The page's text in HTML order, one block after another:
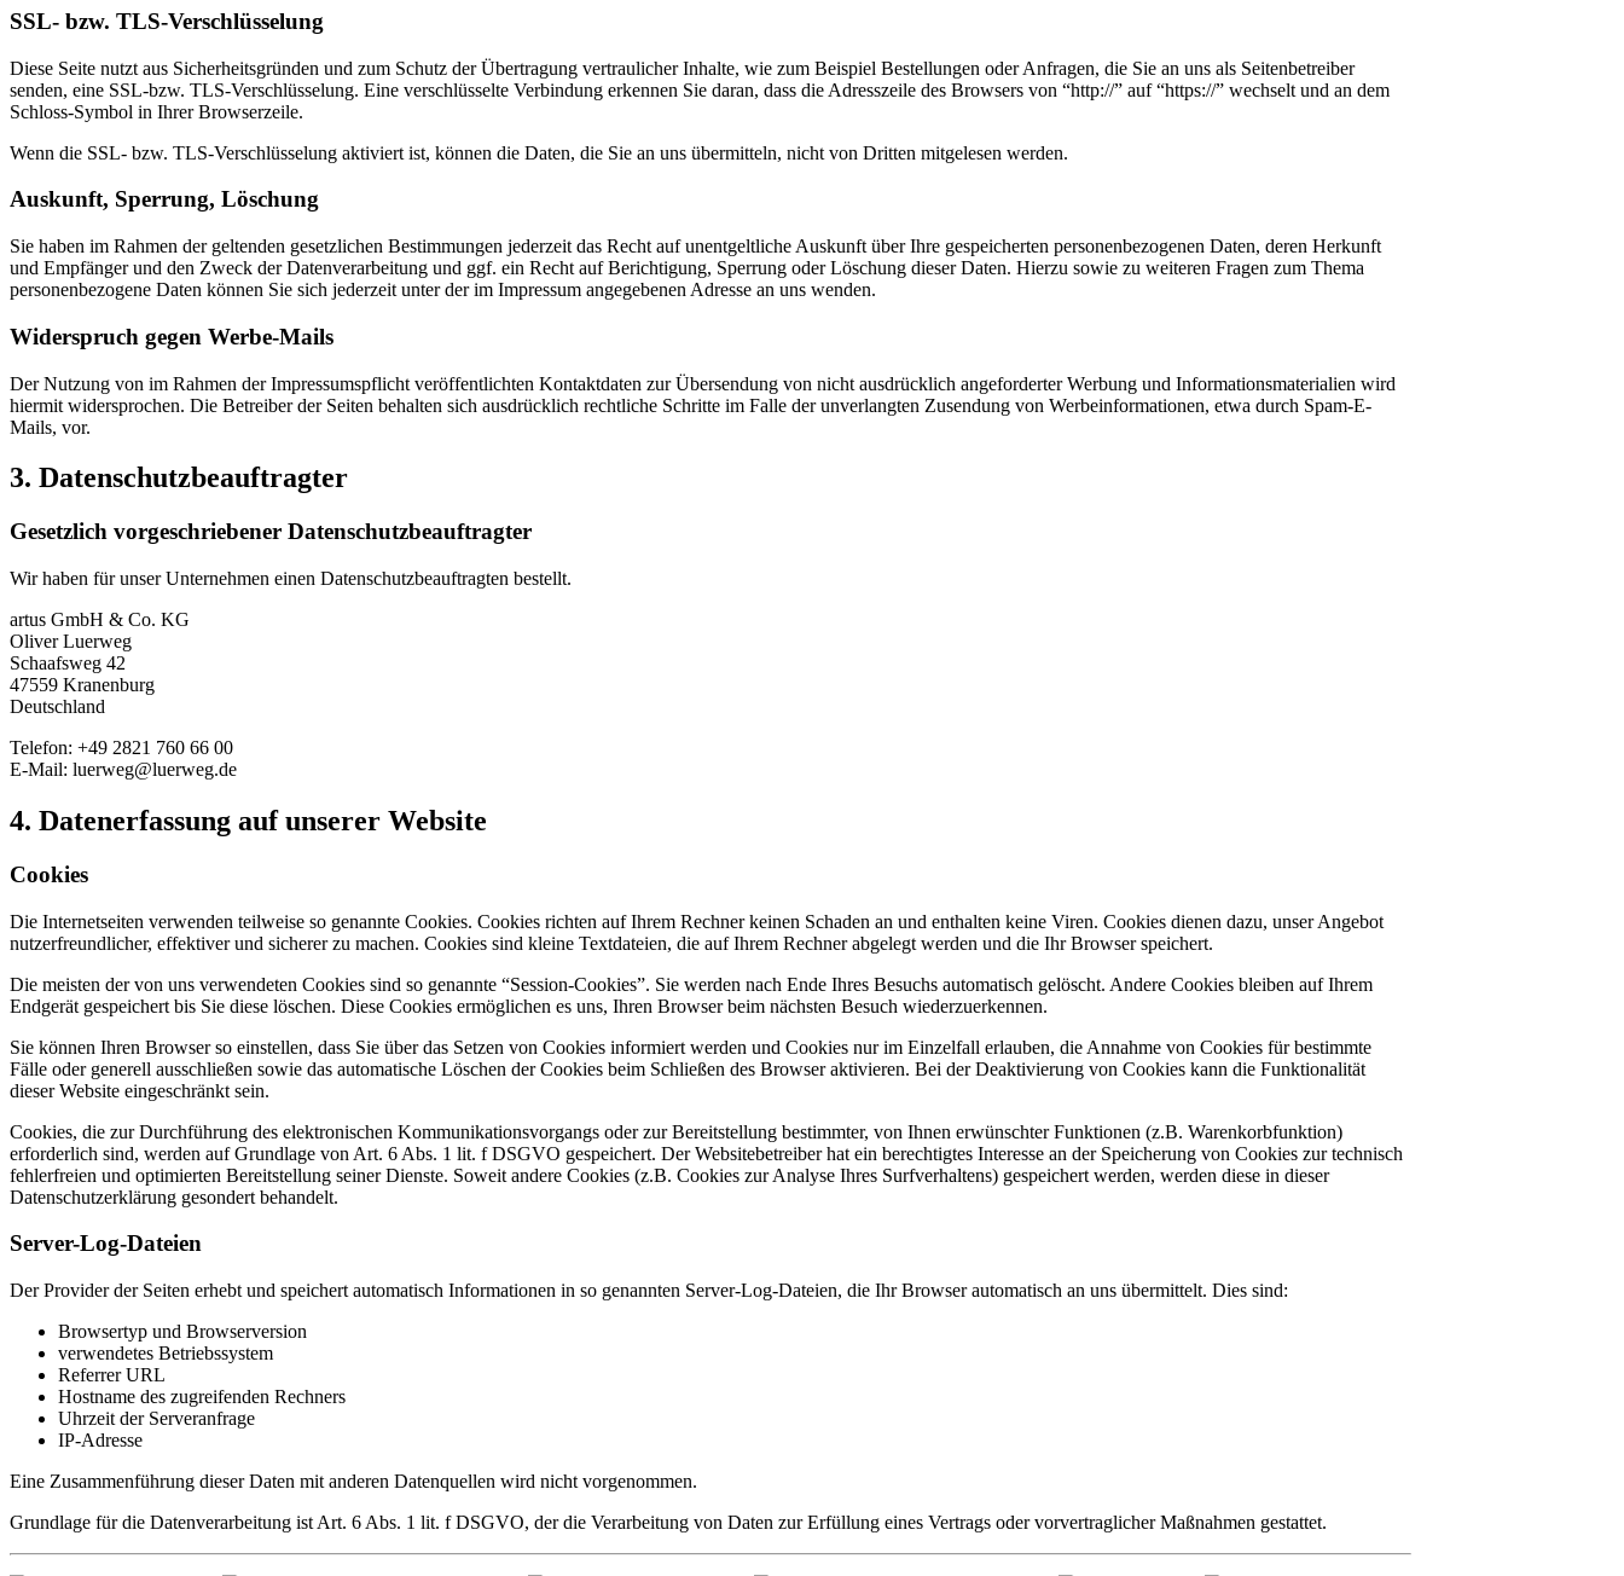
SSL- bzw. TLS-Verschlüsselung
Diese Seite nutzt aus Sicherheitsgründen und zum Schutz der Übertragung vertraulicher Inhalte, wie zum Beispiel Bestellungen oder Anfragen, die Sie an uns als Seitenbetreiber
senden, eine SSL-bzw. TLS-Verschlüsselung. Eine verschlüsselte Verbindung erkennen Sie daran, dass die Adresszeile des Browsers von “http://” auf “https://” wechselt und an dem
Schloss-Symbol in Ihrer Browserzeile.
Wenn die SSL- bzw. TLS-Verschlüsselung aktiviert ist, können die Daten, die Sie an uns übermitteln, nicht von Dritten mitgelesen werden.
Auskunft, Sperrung, Löschung
Sie haben im Rahmen der geltenden gesetzlichen Bestimmungen jederzeit das Recht auf unentgeltliche Auskunft über Ihre gespeicherten personenbezogenen Daten, deren Herkunft
und Empfänger und den Zweck der Datenverarbeitung und ggf. ein Recht auf Berichtigung, Sperrung oder Löschung dieser Daten. Hierzu sowie zu weiteren Fragen zum Thema
personenbezogene Daten können Sie sich jederzeit unter der im Impressum angegebenen Adresse an uns wenden.
Widerspruch gegen Werbe-Mails
Der Nutzung von im Rahmen der Impressumspflicht veröffentlichten Kontaktdaten zur Übersendung von nicht ausdrücklich angeforderter Werbung und Informationsmaterialien wird
hiermit widersprochen. Die Betreiber der Seiten behalten sich ausdrücklich rechtliche Schritte im Falle der unverlangten Zusendung von Werbeinformationen, etwa durch Spam-E-
Mails, vor.
3. Datenschutzbeauftragter
Gesetzlich vorgeschriebener Datenschutzbeauftragter
Wir haben für unser Unternehmen einen Datenschutzbeauftragten bestellt.
artus GmbH & Co. KG
Oliver Luerweg
Schaafsweg 42
47559 Kranenburg
Deutschland
Telefon: +49 2821 760 66 00
E-Mail: luerweg@luerweg.de
4. Datenerfassung auf unserer Website
Cookies
Die Internetseiten verwenden teilweise so genannte Cookies. Cookies richten auf Ihrem Rechner keinen Schaden an und enthalten keine Viren. Cookies dienen dazu, unser Angebot
nutzerfreundlicher, effektiver und sicherer zu machen. Cookies sind kleine Textdateien, die auf Ihrem Rechner abgelegt werden und die Ihr Browser speichert.
Die meisten der von uns verwendeten Cookies sind so genannte “Session-Cookies”. Sie werden nach Ende Ihres Besuchs automatisch gelöscht. Andere Cookies bleiben auf Ihrem
Endgerät gespeichert bis Sie diese löschen. Diese Cookies ermöglichen es uns, Ihren Browser beim nächsten Besuch wiederzuerkennen.
Sie können Ihren Browser so einstellen, dass Sie über das Setzen von Cookies informiert werden und Cookies nur im Einzelfall erlauben, die Annahme von Cookies für bestimmte
Fälle oder generell ausschließen sowie das automatische Löschen der Cookies beim Schließen des Browser aktivieren. Bei der Deaktivierung von Cookies kann die Funktionalität
dieser Website eingeschränkt sein.
Cookies, die zur Durchführung des elektronischen Kommunikationsvorgangs oder zur Bereitstellung bestimmter, von Ihnen erwünschter Funktionen (z.B. Warenkorbfunktion)
erforderlich sind, werden auf Grundlage von Art. 6 Abs. 1 lit. f DSGVO gespeichert. Der Websitebetreiber hat ein berechtigtes Interesse an der Speicherung von Cookies zur technisch
fehlerfreien und optimierten Bereitstellung seiner Dienste. Soweit andere Cookies (z.B. Cookies zur Analyse Ihres Surfverhaltens) gespeichert werden, werden diese in dieser
Datenschutzerklärung gesondert behandelt.
Server-Log-Dateien
Der Provider der Seiten erhebt und speichert automatisch Informationen in so genannten Server-Log-Dateien, die Ihr Browser automatisch an uns übermittelt. Dies sind:
Browsertyp und Browserversion
verwendetes Betriebssystem
Referrer URL
Hostname des zugreifenden Rechners
Uhrzeit der Serveranfrage
IP-Adresse
Eine Zusammenführung dieser Daten mit anderen Datenquellen wird nicht vorgenommen.
Grundlage für die Datenverarbeitung ist Art. 6 Abs. 1 lit. f DSGVO, der die Verarbeitung von Daten zur Erfüllung eines Vertrags oder vorvertraglicher Maßnahmen gestattet.